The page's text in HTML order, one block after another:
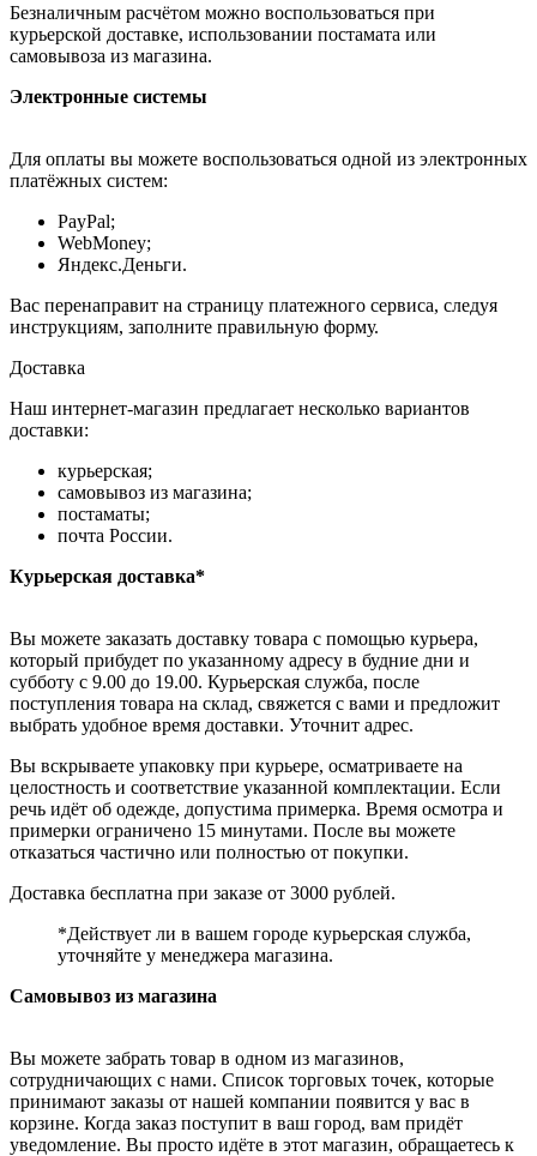
Безналичным расчётом можно воспользоваться при
курьерской доставке, использовании постамата или
самовывоза из магазина.
Электронные системы
Для оплаты вы можете воспользоваться одной из электронных
платёжных систем:
PayPal;
WebMoney;
Яндекс.Деньги.
Вас перенаправит на страницу платежного сервиса, следуя
инструкциям, заполните правильную форму.
Доставка
Наш интернет-магазин предлагает несколько вариантов
доставки:
курьерская;
самовывоз из магазина;
постаматы;
почта России.
Курьерская доставка*
Вы можете заказать доставку товара с помощью курьера,
который прибудет по указанному адресу в будние дни и
субботу с 9.00 до 19.00. Курьерская служба, после
поступления товара на склад, свяжется с вами и предложит
выбрать удобное время доставки. Уточнит адрес.
Вы вскрываете упаковку при курьере, осматриваете на
целостность и соответствие указанной комплектации. Если
речь идёт об одежде, допустима примерка. Время осмотра и
примерки ограничено 15 минутами. После вы можете
отказаться частично или полностью от покупки.
Доставка бесплатна при заказе от 3000 рублей.
*Действует ли в вашем городе курьерская служба,
уточняйте у менеджера магазина.
Самовывоз из магазина
Вы можете забрать товар в одном из магазинов,
сотрудничающих с нами. Список торговых точек, которые
принимают заказы от нашей компании появится у вас в
корзине. Когда заказ поступит в ваш город, вам придёт
уведомление. Вы просто идёте в этот магазин, обращаетесь к